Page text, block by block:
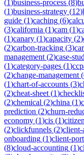
(1)business-process (8)
(1)business-strategy (12)
guide (1)caching (6)
(3)california (1)cam (1)
(1)canary (1)capacity (2)
(2)carbon-tracking (3)
management (2)case-
(1)category-pages (1)
(2)change-management (
(1)chart-of-accounts (3)
(2)cheat-sheet (1)
(2)chemical (2)china (1)
prediction (2)churn-
economy (1)cis (1)
(2)clickfunnels (2)client-
onboarding (1)client-
(8)cloud-accounting (1)